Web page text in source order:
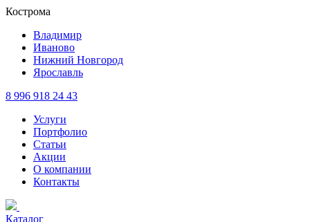
Кострома
Владимир
Иваново
Нижний Новгород
Ярославль
8 996 918 24 43
Услуги
Портфолио
Статьи
Акции
О компании
Контакты
Каталог